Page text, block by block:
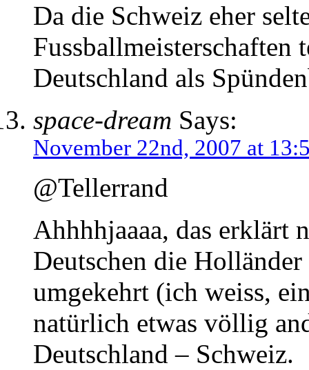
Da die Schweiz eher
Fussballmeisterschaften
Deutschland als
space-dream Says:
November 22nd, 2007 at
@Tellerrand
Ahhhhjaaaa, das erklärt
Deutschen die
umgekehrt (ich weiss,
natürlich etwas völlig
Deutschland – Schweiz.